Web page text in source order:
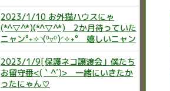
2023/1/10 お外猫ハウスにゃ
(*^▽^*)(*^▽^*) 2か月待っていた
ニャン°˖✧◝(⁰▿⁰)◜✧˖° 嬉しいニャン
2023/1/9[保護ネコ譲渡会」僕たち
お留守番<(｀^´)> 一緒にいきたか
ったにゃん♡